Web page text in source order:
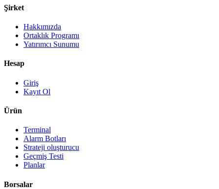
Şirket
Hakkımızda
Ortaklık Programı
Yatırımcı Sunumu
Hesap
Giriş
Kayıt Ol
Ürün
Terminal
Alarm Botları
Strateji oluşturucu
Geçmiş Testi
Planlar
Borsalar